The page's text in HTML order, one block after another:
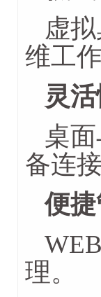
虚
维工
灵
桌
备连
便
理。